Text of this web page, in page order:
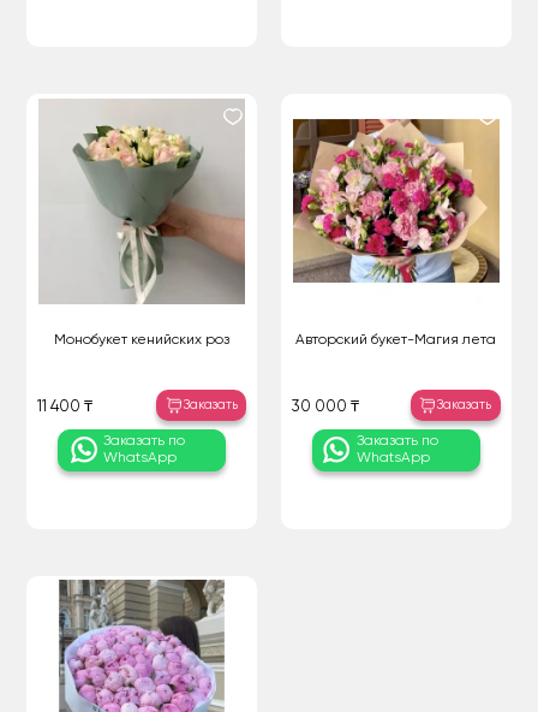
Монобукет кенийских роз
11 400 ₸ Заказать
Заказать по
WhatsApp
Авторский букет-Магия лета
30 000 ₸ Заказать
Заказать по
WhatsApp